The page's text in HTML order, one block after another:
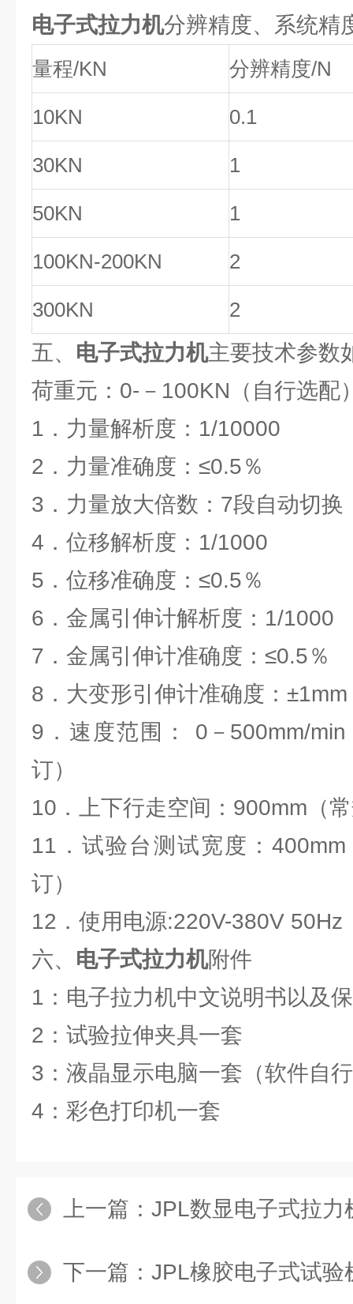
电子式拉力机分辨精度、系统精
量程/KN 分辨精度/N
10KN 0.1
30KN 1
50KN 1
100KN-200KN 2
300KN 2
五、 电子式拉力机主要技术参数
荷重元：0-－100KN（自行选配
1．力量解析度：1/10000
2．力量准确度：≤0.5％
3．力量放大倍数：7段自动切换
4．位移解析度：1/1000
5．位移准确度：≤0.5％
6．金属引伸计解析度：1/1000
7．金属引伸计准确度：≤0.5％
8．大变形引伸计准确度：±1mm
9．速度范围： 0－500mm/
订）
10．上下行走空间：900mm（
11．试验台测试宽度：
订）
12．使用电源:220V-380V 50Hz
六、 电子式拉力机附件
1：电子拉力机中文说明书以及
2：试验拉伸夹具一套
3：液晶显示电脑一套（软件自
4：彩色打印机一套
上一篇： JPL数显电子式拉力机/
下一篇： JPL橡胶电子式试